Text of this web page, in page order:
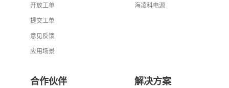
开放工单
提交工单
意见反馈
应用场景
海凌科电源
合作伙伴 解决方案